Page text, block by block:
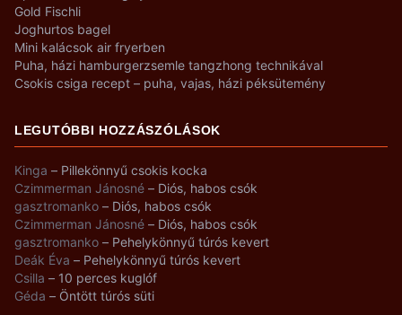
Gold Fischli
Joghurtos bagel
Mini kalácsok air fryerben
Puha, házi hamburgerzsemle tangzhong technikával
Csokis csiga recept – puha, vajas, házi péksütemény
LEGUTÓBBI HOZZÁSZÓLÁSOK
Kinga – Pillekönnyű csokis kocka
Czimmerman Jánosné – Diós, habos csók
gasztromanko – Diós, habos csók
Czimmerman Jánosné – Diós, habos csók
gasztromanko – Pehelykönnyű túrós kevert
Deák Éva – Pehelykönnyű túrós kevert
Csilla – 10 perces kuglóf
Géda – Öntött túrós süti